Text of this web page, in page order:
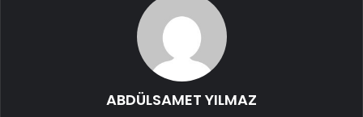
ABDÜLSAMET YILMAZ